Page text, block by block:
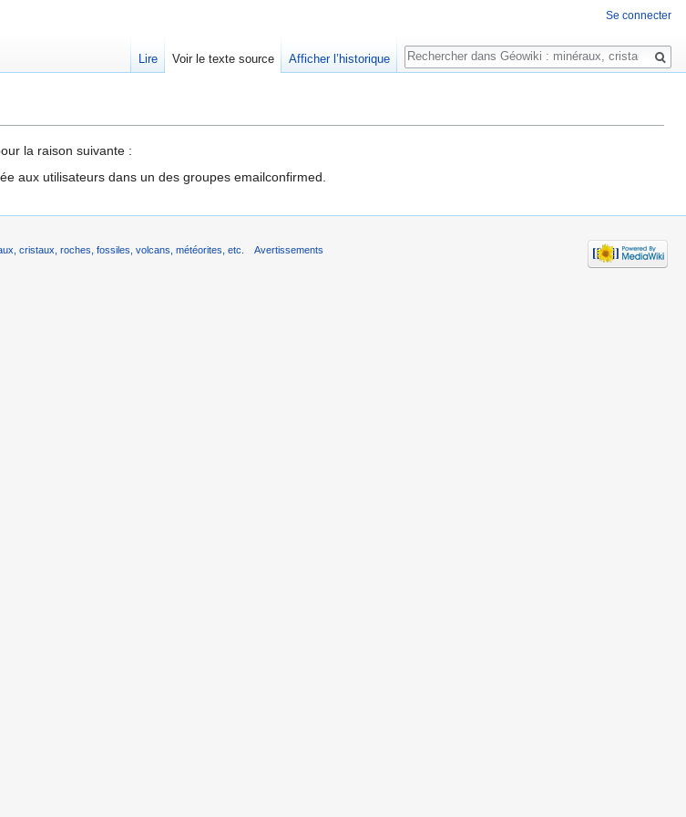
la raison suivante :
aux utilisateurs dans un des groupes emailconfirmed.
Se connecter
Lire Voir le texte source Afficher l’historique
Rechercher
cristaux, roches, fossiles, volcans, météorites, etc. Avertissements